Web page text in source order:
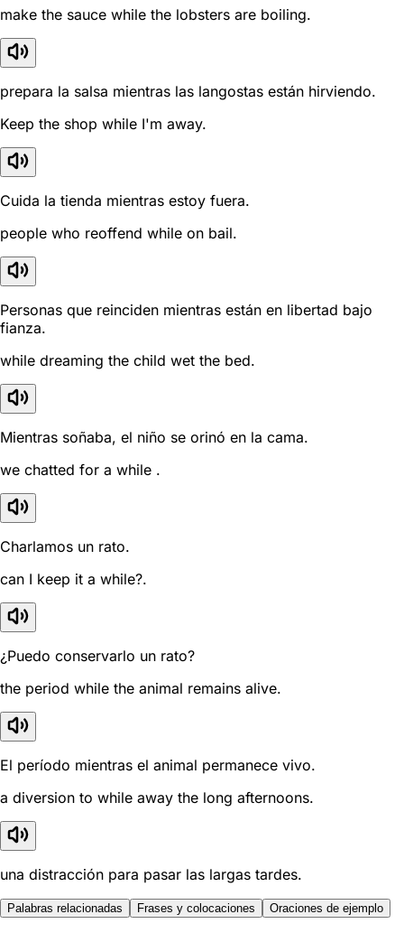
make the sauce while the lobsters are boiling.
prepara la salsa mientras las langostas están hirviendo.
Keep the shop while I'm away.
Cuida la tienda mientras estoy fuera.
people who reoffend while on bail.
Personas que reinciden mientras están en libertad bajo
fianza.
while dreaming the child wet the bed.
Mientras soñaba, el niño se orinó en la cama.
we chatted for a while .
Charlamos un rato.
can I keep it a while?.
¿Puedo conservarlo un rato?
the period while the animal remains alive.
El período mientras el animal permanece vivo.
a diversion to while away the long afternoons.
una distracción para pasar las largas tardes.
Palabras relacionadas Frases y colocaciones Oraciones de ejemplo